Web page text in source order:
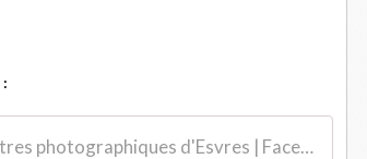
Invité d'honeur : Pour les 7èmes rencontres photographiques d'Esvres | Facebook